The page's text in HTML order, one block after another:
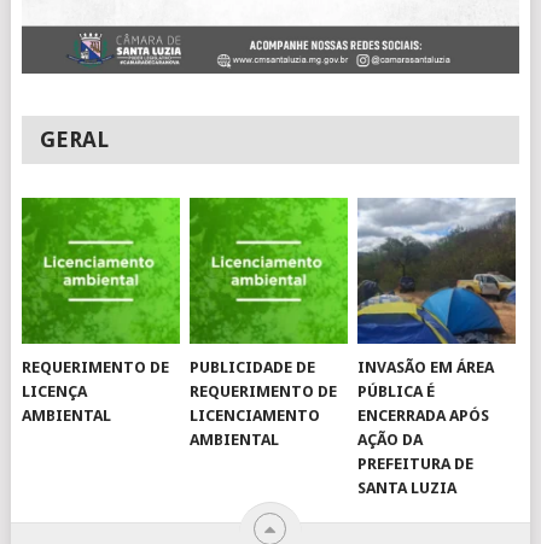
GERAL
REQUERIMENTO DE
LICENÇA
AMBIENTAL
PUBLICIDADE DE
REQUERIMENTO DE
LICENCIAMENTO
AMBIENTAL
INVASÃO EM ÁREA
PÚBLICA É
ENCERRADA APÓS
AÇÃO DA
PREFEITURA DE
SANTA LUZIA